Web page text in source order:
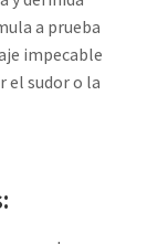
a prueba
impecable
el sudor o la